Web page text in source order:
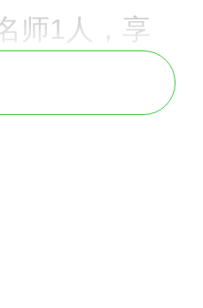
师1人，享
学术经验继
色炮制技艺
目建设和创
室2个。拥